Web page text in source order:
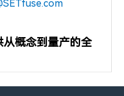
概念到量产的全